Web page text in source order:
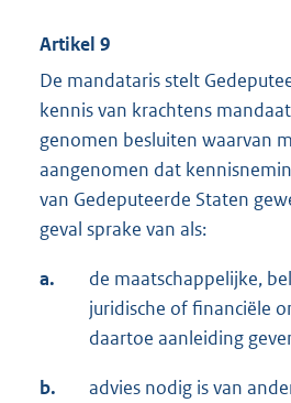
Artikel 9
De mandataris stelt
kennis van krachtens
genomen besluiten waarvan
aangenomen dat
van Gedeputeerde Staten
geval sprake van als:
a.
de maatschappelijke,
juridische of financiële
daartoe aanleiding
b.
advies nodig is van